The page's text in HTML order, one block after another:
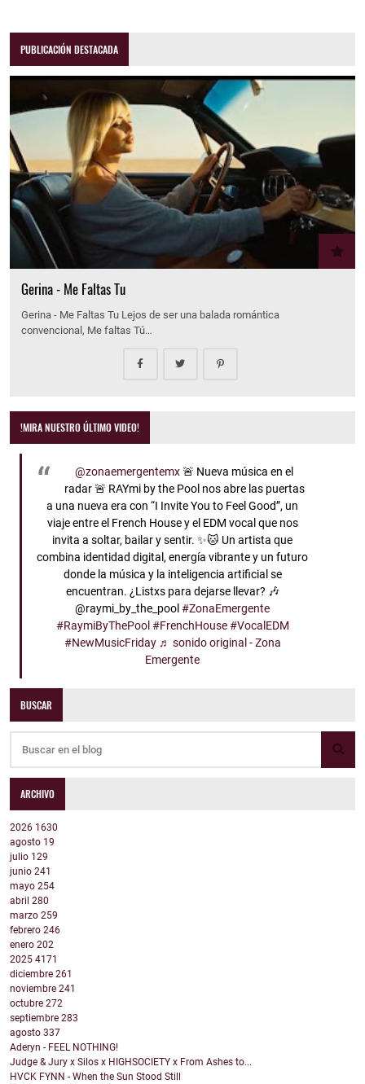
PUBLICACIÓN DESTACADA
Gerina - Me Faltas Tu
Gerina - Me Faltas Tu Lejos de ser una balada romántica
convencional, Me faltas Tú…
!MIRA NUESTRO ÚLTIMO VIDEO!
@zonaemergentemx🚨 Nueva música en el
radar 🚨 RAYmi by the Pool nos abre las puertas
a una nueva era con “I Invite You to Feel Good”, un
viaje entre el French House y el EDM vocal que nos
invita a soltar, bailar y sentir. ✨🐱 Un artista que
combina identidad digital, energía vibrante y un futuro
donde la música y la inteligencia artificial se
encuentran. ¿Listxs para dejarse llevar? 🎶
@raymi_by_the_pool#ZonaEmergente
#RaymiByThePool #FrenchHouse #VocalEDM
#NewMusicFriday ♬ sonido original - Zona
Emergente
BUSCAR
ARCHIVO
2026 1630
agosto 19
julio 129
junio 241
mayo 254
abril 280
marzo 259
febrero 246
enero 202
2025 4171
diciembre 261
noviembre 241
octubre 272
septiembre 283
agosto 337
Aderyn - FEEL NOTHING!
Judge & Jury x Silos x HIGHSOCIETY x From Ashes to...
HVCK FYNN - When the Sun Stood Still